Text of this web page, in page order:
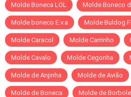
Molde Boneca LOL Molde Boneco
Molde boneco E.v.a Molde Buldog
Molde Caracol Molde Carrinho
Molde Cavalo Molde Cegonha
Molde de Anjinha Molde de Avião
Molde de Boneca Molde de